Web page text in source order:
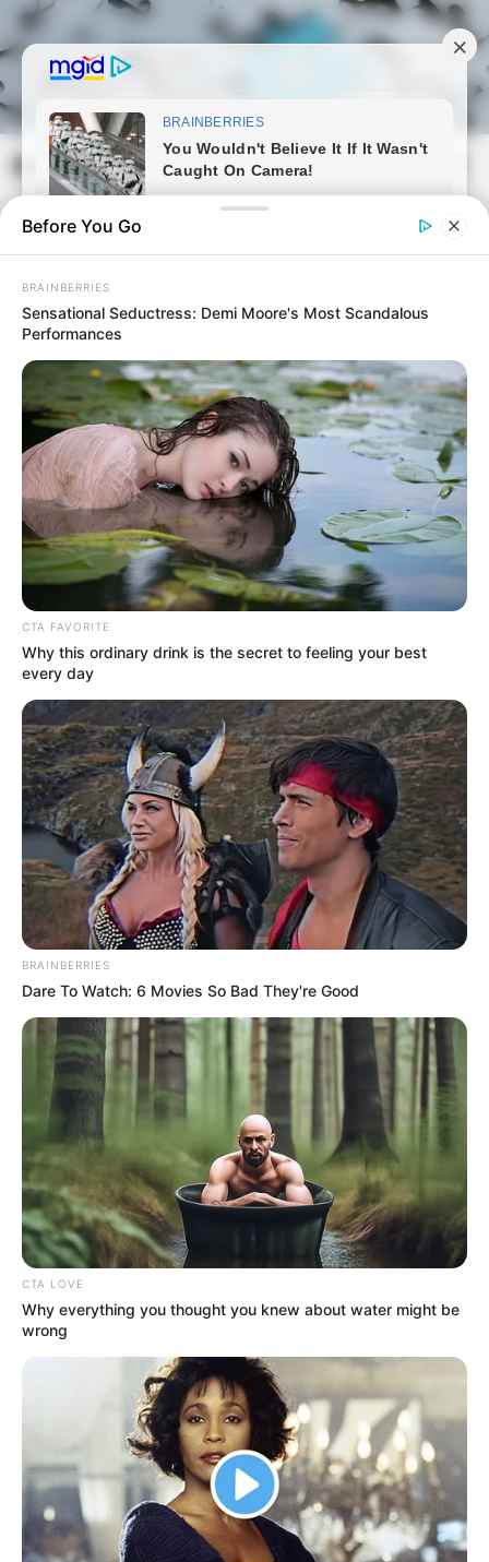
Skip
to
content
Magyarmozaik.com
Posted
in
Friss hírek
Nagyon megverték Magyar
Pétert
Before You Go
BRAINBERRIES
Sensational Seductress: Demi Moore's Most Scandalous
Performances
CTA FAVORITE
Why this ordinary drink is the secret to feeling your best
every day
BRAINBERRIES
Dare To Watch: 6 Movies So Bad They're Good
CTA LOVE
Why everything you thought you knew about water might be
wrong